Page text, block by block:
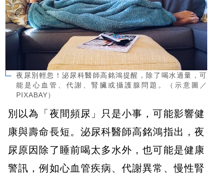
夜尿別輕忽！泌尿科醫師高銘鴻提醒，除了喝水過量，可
能是心血管、代謝、腎臟或攝護腺問題。（示意圖／
PIXABAY）
別以為「夜間頻尿」只是小事，可能影響健
康與壽命長短。泌尿科醫師高銘鴻指出，夜
尿原因除了睡前喝太多水外，也可能是健康
警訊，例如心血管疾病、代謝異常、慢性腎